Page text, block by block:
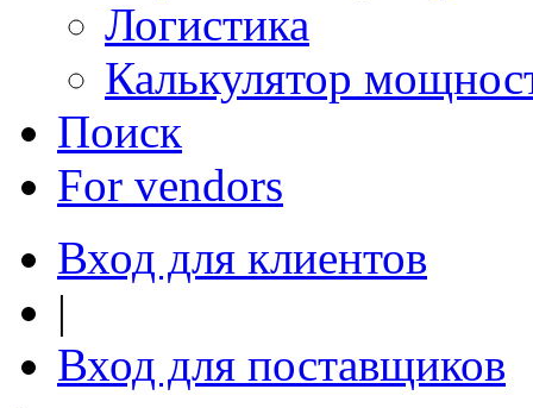
Логистика
Калькулятор
Поиск
For vendors
Вход для клиентов
|
Вход для поставщиков